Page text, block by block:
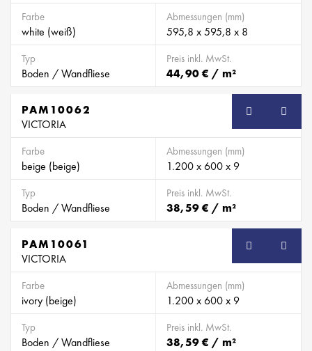
Farbe
white (weiß)
Abmessungen (mm)
595,8 x 595,8 x 8
Typ
Boden / Wandfliese
Preis inkl. MwSt.
44,90 € / m²
PAM10062
VICTORIA
Farbe
beige (beige)
Abmessungen (mm)
1.200 x 600 x 9
Typ
Boden / Wandfliese
Preis inkl. MwSt.
38,59 € / m²
PAM10061
VICTORIA
Farbe
ivory (beige)
Abmessungen (mm)
1.200 x 600 x 9
Typ
Boden / Wandfliese
Preis inkl. MwSt.
38,59 € / m²